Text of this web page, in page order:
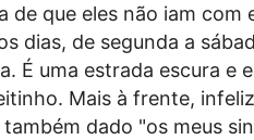
de que eles não iam
dias, de segunda a
É uma estrada escura e
Mais à frente,
dado "os meus